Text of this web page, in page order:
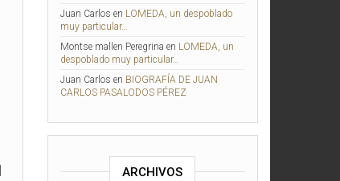
Juan Carlos en LOMEDA, un despoblado
muy particular…
Montse mallen Peregrina en LOMEDA, un
despoblado muy particular…
Juan Carlos en BIOGRAFÍA DE JUAN
CARLOS PASALODOS PÉREZ
ARCHIVOS